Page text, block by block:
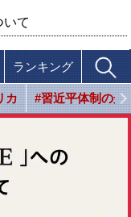
いて
ランキング
カ #習近平体制の光